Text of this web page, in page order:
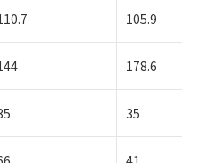
105.9
178.6
35